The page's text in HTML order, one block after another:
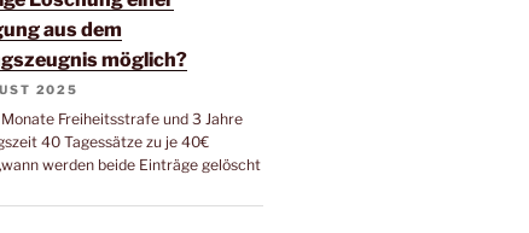
aus dem
möglich?
2025
Freiheitsstrafe und 3 Jahre
40 Tagessätze zu je 40€
werden beide Einträge gelöscht